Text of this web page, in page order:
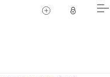
7,75/2029